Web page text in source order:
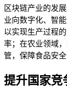
区块链产业的发
业向数字化、智
以实现生产过程
率；在农业领域
管，保障食品安
提升国家竞